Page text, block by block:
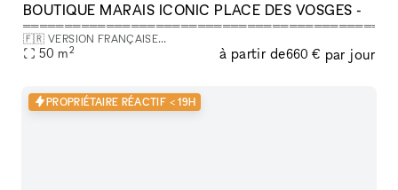
BOUTIQUE MARAIS ICONIC PLACE DES VOSGES -
═══════════════════════════════════════════
🇫🇷 VERSION FRANÇAISE
═══════════════════════════════════════════
LÀ OÙ VOTRE ÉVÉNEMENT FAIT LA DIFFÉRENCE, On dit souvent que
50 m2 à partir de660 € par jour
PROPRIÉTAIRE RÉACTIF < 19H